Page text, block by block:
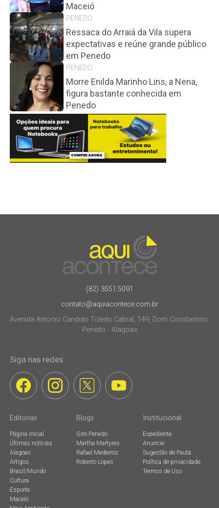
Maceió
PENEDO
Ressaca do Arraiá da Vila supera
expectativas e reúne grande público
em Penedo
PENEDO
Morre Enilda Marinho Lins, a Nena,
figura bastante conhecida em
Penedo
(82) 3551.5091
contato@aquiacontece.com.br
Avenida Antonio Candido Toledo Cabral, 149, Dom Constantino.
Penedo - Alagoas
Siga nas redes
Editorias
Página inicial
Últimas notícias
Alagoas
Artigos
Brasil/Mundo
Cultura
Esporte
Maceió
Blogs
Giro Penedo
Martha Martyres
Rafael Medeiros
Roberto Lopes
Institucional
Expediente
Anuncie
Sugestão de Pauta
Política de privacidade
Termos de Uso